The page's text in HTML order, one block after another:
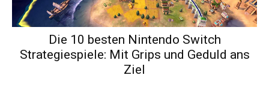
Die 10 besten Nintendo Switch
Strategiespiele: Mit Grips und Geduld ans
Ziel